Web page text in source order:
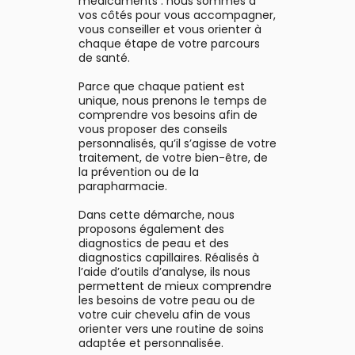
et lumineux.
dans la déco de salle
bain les plus épurées. Il ne
pas d’alcool et peut
utilisé dès l’âge de 12 ans.
sur 12 échantillons
exposés à des cycles
avec du thé noir.
² Test de tolérance et
mené sur 44
pendant 3 semaines à
de 2 utilisations par jour
satisfaction). ³ Test de
et d'efficacité mené
sur 44 sujets pendant 3
semaines à raison de 2
utilisations par jour.
vos côtés pour vous accompagner,
vous conseiller et vous orienter à
chaque étape de votre parcours
de santé.
Parce que chaque patient est
unique, nous prenons le temps de
comprendre vos besoins afin de
vous proposer des conseils
personnalisés, qu’il s’agisse de votre
traitement, de votre bien-être, de
la prévention ou de la
parapharmacie.
Dans cette démarche, nous
proposons également des
diagnostics de peau et des
diagnostics capillaires. Réalisés à
l’aide d’outils d’analyse, ils nous
permettent de mieux comprendre
les besoins de votre peau ou de
votre cuir chevelu afin de vous
orienter vers une routine de soins
adaptée et personnalisée.